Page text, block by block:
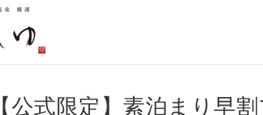
【公式限定】素泊まり早